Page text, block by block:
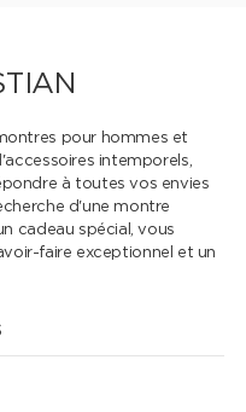
pour hommes et
intemporels,
à toutes vos envies
d'une montre
cadeau spécial, vous
faire exceptionnel et un